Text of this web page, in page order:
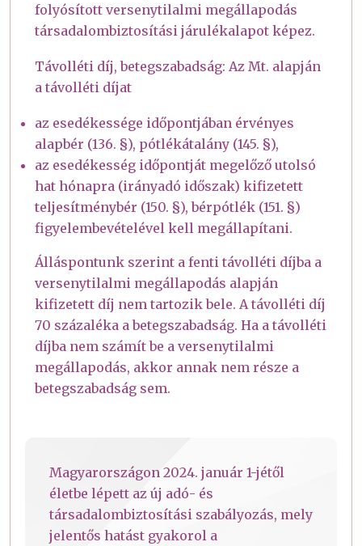
folyósított versenytilalmi megállapodás
társadalombiztosítási járulékalapot képez.
Távolléti díj, betegszabadság: Az Mt. alapján
a távolléti díjat
az esedékessége időpontjában érvényes
alapbér (136. §), pótlékátalány (145. §),
az esedékesség időpontját megelőző utolsó
hat hónapra (irányadó időszak) kifizetett
teljesítménybér (150. §), bérpótlék (151. §)
figyelembevételével kell megállapítani.
Álláspontunk szerint a fenti távolléti díjba a
versenytilalmi megállapodás alapján
kifizetett díj nem tartozik bele. A távolléti díj
70 százaléka a betegszabadság. Ha a távolléti
díjba nem számít be a versenytilalmi
megállapodás, akkor annak nem része a
betegszabadság sem.
Magyarországon 2024. január 1-jétől
életbe lépett az új adó- és
társadalombiztosítási szabályozás, mely
jelentős hatást gyakorol a